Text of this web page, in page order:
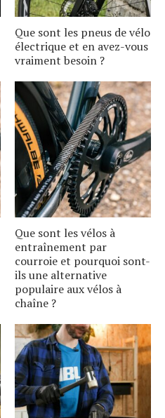
Que sont les pneus de vélo
électrique et en avez-vous
vraiment besoin ?
Que sont les vélos à
entraînement par
courroie et pourquoi sont-
ils une alternative
populaire aux vélos à
chaîne ?